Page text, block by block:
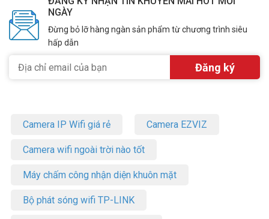
NGÀY
Đừng bỏ lỡ hàng ngàn sản phẩm từ chương trình siêu
hấp dẫn
Camera IP Wifi giá rẻ Camera EZVIZ
Camera wifi ngoài trời nào tốt
Máy chấm công nhận diện khuôn mặt
Bộ phát sóng wifi TP-LINK